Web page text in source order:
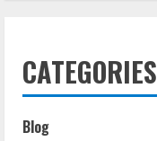
CATEGORIES
Blog